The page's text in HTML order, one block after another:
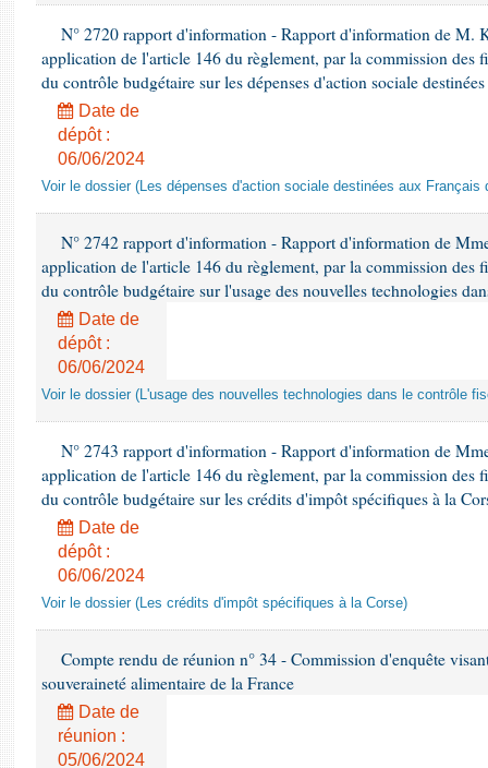
N° 2720 rapport d'information - Rapport d'information de M.
application de l'article 146 du règlement, par la commission des
du contrôle budgétaire sur les dépenses d'action sociale
Date de
dépôt :
06/06/2024
Voir le dossier (Les dépenses d'action sociale destinées aux Français
N° 2742 rapport d'information - Rapport d'information de
application de l'article 146 du règlement, par la commission des
du contrôle budgétaire sur l'usage des nouvelles technologies
Date de
dépôt :
06/06/2024
Voir le dossier (L'usage des nouvelles technologies dans le contrôle
N° 2743 rapport d'information - Rapport d'information de
application de l'article 146 du règlement, par la commission des
du contrôle budgétaire sur les crédits d'impôt spécifiques à la
Date de
dépôt :
06/06/2024
Voir le dossier (Les crédits d'impôt spécifiques à la Corse)
Compte rendu de réunion n° 34 - Commission d'enquête
souveraineté alimentaire de la France
Date de
réunion :
05/06/2024